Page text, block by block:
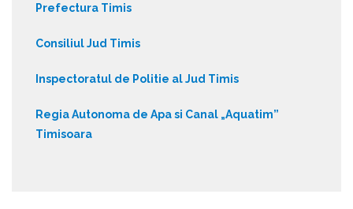
Prefectura Timis
Consiliul Jud Timis
Inspectoratul de Politie al Jud Timis
Regia Autonoma de Apa si Canal „Aquatim”
Timisoara